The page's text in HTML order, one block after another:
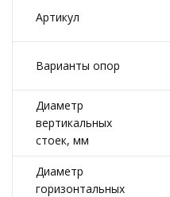
Артикул
Варианты опор
Диаметр
вертикальных
стоек, мм
Диаметр
горизонтальных